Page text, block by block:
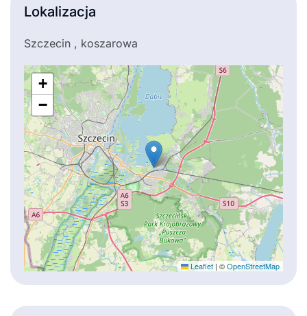
Lokalizacja
Szczecin , koszarowa
+
−
Leaflet| ©OpenStreetMap